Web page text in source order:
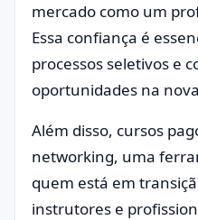
mercado como um
Essa confiança é
processos seletivos e
oportunidades na
Além disso, cursos
networking, uma
quem está em
instrutores e